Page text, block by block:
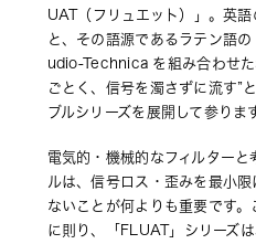
UAT（フリュエット）」。英
と、その語源であるラテン語
udio-Technica を組み合わせた
ごとく、信号を濁さずに流す”
ブルシリーズを展開して参りま
電気的・機械的なフィルター
ルは、信号ロス・歪みを最小
ないことが何よりも重要です
に則り、「FLUAT」シリーズ